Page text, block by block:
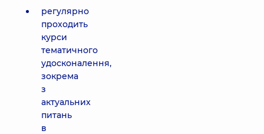
регулярно
проходить
курси
тематичного
удосконалення,
зокрема
з
актуальних
питань
в